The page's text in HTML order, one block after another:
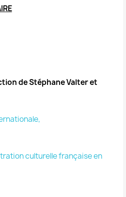
de Stéphane Valter et
culturelle française en